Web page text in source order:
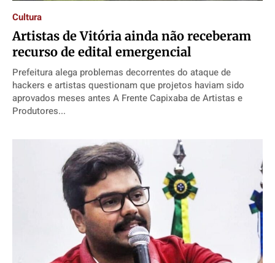
Cultura
Artistas de Vitória ainda não receberam
recurso de edital emergencial
Prefeitura alega problemas decorrentes do ataque de
hackers e artistas questionam que projetos haviam sido
aprovados meses antes A Frente Capixaba de Artistas e
Produtores...